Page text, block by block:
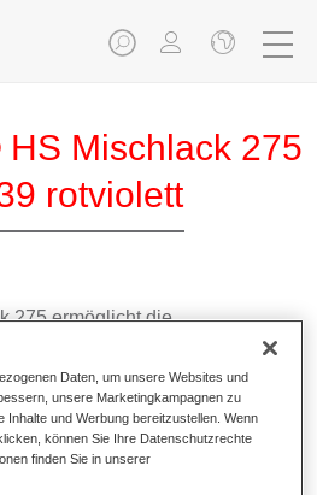
Mischlack 275
rotviolett
275 ermöglicht die
hochwertigen Permasolid HS
Farbtönen für die Pkw-
schnelle Verarbeitung in 1,5
Daten, um unsere Websites und
unsere Marketingkampagnen zu
Inhalte und Werbung bereitzustellen. Wenn
können Sie Ihre Datenschutzrechte
finden Sie in unserer